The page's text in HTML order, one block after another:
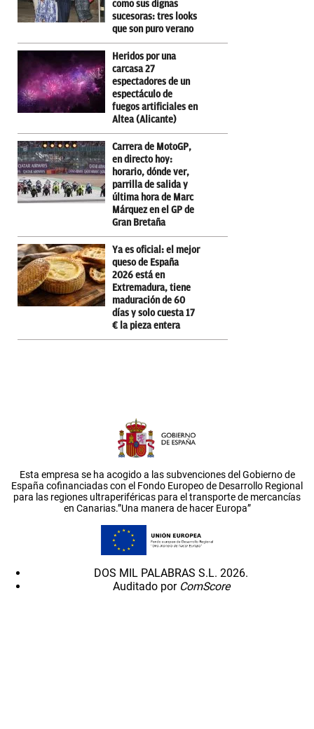
como sus dignas
sucesoras: tres looks
que son puro verano
Heridos por una
carcasa 27
espectadores de un
espectáculo de
fuegos artificiales en
Altea (Alicante)
Carrera de MotoGP,
en directo hoy:
horario, dónde ver,
parrilla de salida y
última hora de Marc
Márquez en el GP de
Gran Bretaña
Ya es oficial: el mejor
queso de España
2026 está en
Extremadura, tiene
maduración de 60
días y solo cuesta 17
€ la pieza entera
Esta empresa se ha acogido a las subvenciones del Gobierno de
España cofinanciadas con el Fondo Europeo de Desarrollo Regional
para las regiones ultraperiféricas para el transporte de mercancías
en Canarias.”Una manera de hacer Europa”
DOS MIL PALABRAS S.L. 2026.
Auditado por ComScore